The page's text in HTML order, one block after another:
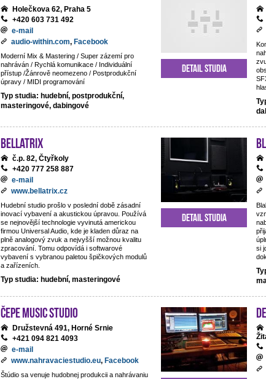
Holečkova 62, Praha 5
+420 603 731 492
e-mail
audio-within.com, Facebook
Moderní Mix & Mastering / Super zázemí pro
nahráván / Rychlá komunikace / Individuální
přístup /Žánrově neomezeno / Postprodukční
úpravy / MIDI programování
Typ studia: hudební, postprodukční,
masteringové, dabingové
Detail studia
BELLATRIX
č.p. 82, Čtyřkoly
+420 777 258 887
e-mail
www.bellatrix.cz
Hudební studio prošlo v poslední době zásadní
inovací vybavení a akustickou úpravou. Používá
se nejnovější technologie vyvinutá americkou
firmou Universal Audio, kde je kladen důraz na
plně analogový zvuk a nejvyšší možnou kvalitu
zpracování. Tomu odpovídá i softwarové
vybavení s vybranou paletou špičkových modulů
a zařízeních.
Typ studia: hudební, masteringové
si
Detail studia
ČePE MUSIC Studio
Družstevná 491, Horné Srnie
+421 094 821 4093
e-mail
www.nahravaciestudio.eu, Facebook
Štúdio sa venuje hudobnej produkcii a nahrávaniu